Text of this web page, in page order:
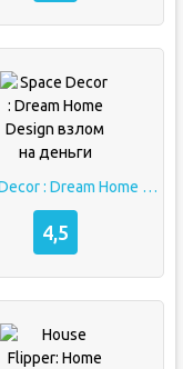
Space Decor : Dream Home Design взлом на деньги
4,5